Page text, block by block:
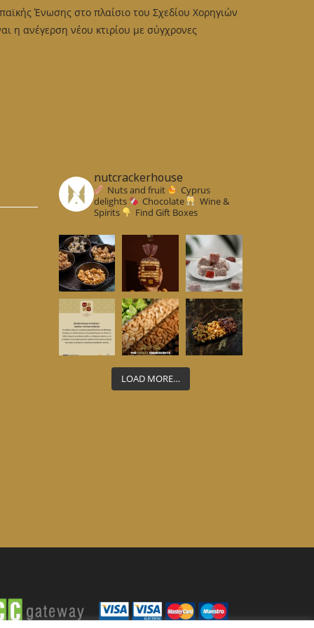
may
chosen
Ένωσης στο πλαίσιο του Σχεδίου Χορηγιών
η ανέγερση νέου κτιρίου με σύγχρονες
nutcrackerhouse
Nuts and fruit
Cyprus
delights
Chocolate
Wine &
Spirits
Find Gift Boxes
LOAD MORE…